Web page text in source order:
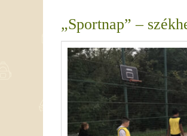
„Sportnap” –